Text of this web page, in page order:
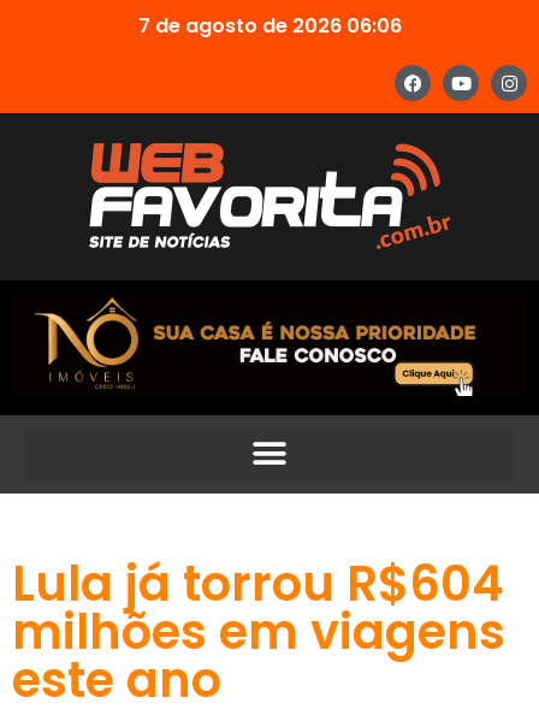
7 de agosto de 2026 06:06
Lula já torrou R$604
milhões em viagens
este ano